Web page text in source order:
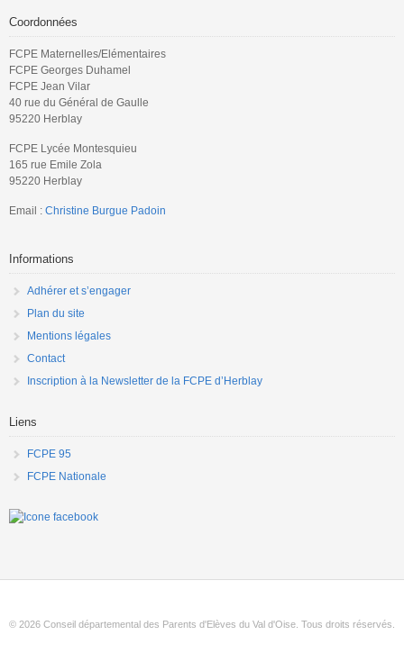
Coordonnées
FCPE Maternelles/Elémentaires
FCPE Georges Duhamel
FCPE Jean Vilar
40 rue du Général de Gaulle
95220 Herblay
FCPE Lycée Montesquieu
165 rue Emile Zola
95220 Herblay
Email : Christine Burgue Padoin
Informations
Adhérer et s’engager
Plan du site
Mentions légales
Contact
Inscription à la Newsletter de la FCPE d’Herblay
Liens
FCPE 95
FCPE Nationale
© 2026 Conseil départemental des Parents d'Elèves du Val d'Oise. Tous droits réservés.